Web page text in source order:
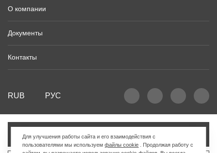
Добавить в корзину
О компании
Документы
Контакты
RUB РУС
Для улучшения работы сайта и его взаимодействия с
пользователями мы используемфайлы cookie . Продолжая работу с